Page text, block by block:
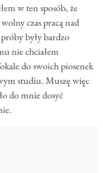
w ten sposób, że
czas pracą nad
były bardzo
nie chciałem
do swoich piosenek
studiu. Muszę więc
do mnie dosyć